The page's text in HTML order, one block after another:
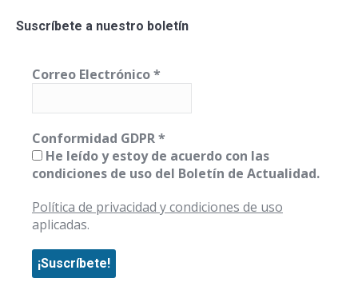
Suscríbete a nuestro boletín
Correo Electrónico*
Conformidad GDPR*
He leído y estoy de acuerdo con las
condiciones de uso del Boletín de Actualidad.
Política de privacidad y condiciones de uso
aplicadas.